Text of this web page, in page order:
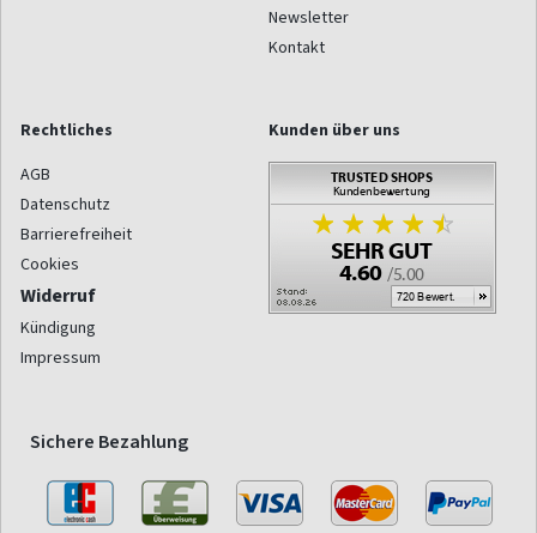
Newsletter
Kontakt
Rechtliches
AGB
Datenschutz
Barrierefreiheit
Cookies
Widerruf
Kündigung
Impressum
Kunden über uns
Sichere Bezahlung